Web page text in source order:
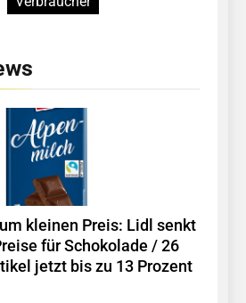
kleinen Preis: Lidl senkt
für Schokolade / 26
jetzt bis zu 13 Prozent